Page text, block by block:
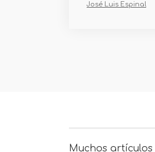
José Luis Espinal
Muchos